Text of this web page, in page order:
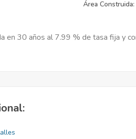
Área Construida:
en 30 años al 7.99 % de tasa fija y